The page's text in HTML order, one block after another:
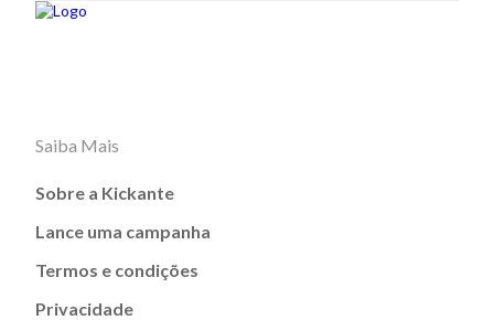
Saiba Mais
Sobre a Kickante
Lance uma campanha
Termos e condições
Privacidade